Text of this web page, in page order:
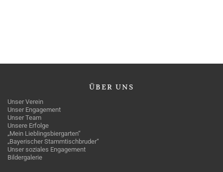
ÜBER UNS
Unser Verein
Unser Engagement
Unser Team
Unsere Erfolge
„Mein Lieblingsbiergarten“
„Bayerischer Stammtischbruder“
Unser soziales Engagement
Bildergalerie